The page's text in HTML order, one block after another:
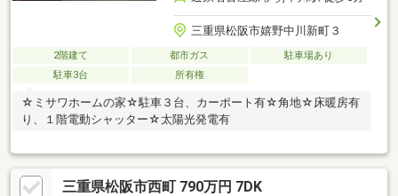
三重県松阪市嬉野中川新町３
2階建て 都市ガス
駐車場あり
駐車3台
所有権
☆ミサワホームの家☆駐車３台、カーポート有☆角地☆床暖房有
り、１階電動シャッター☆太陽光発電有
三重県松阪市西町 790万円 7DK